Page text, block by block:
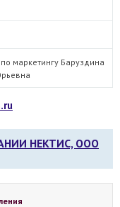
маркетингу Баруздина
НЕКТИС, ООО